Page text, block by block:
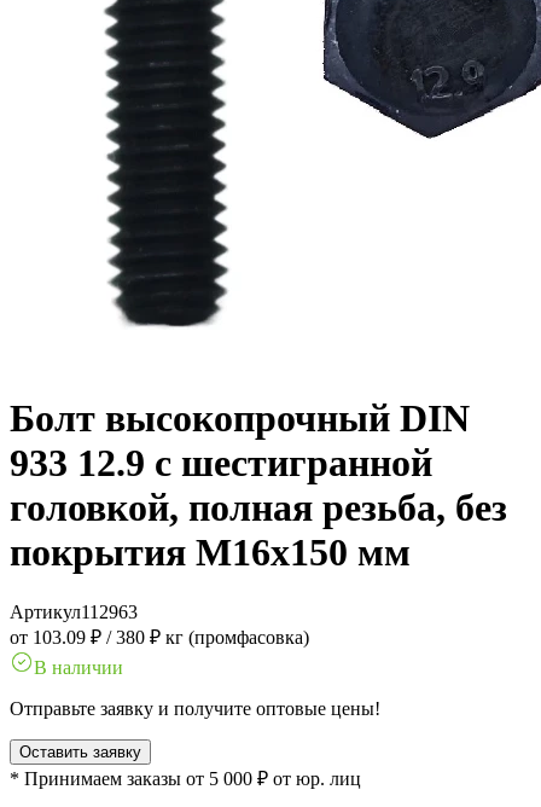
Болт высокопрочный DIN
933 12.9 с шестигранной
головкой, полная резьба, без
покрытия M16x150 мм
Артикул112963
от 103.09 ₽ /380 ₽ кг (промфасовка)
В наличии
Отправьте заявку и получите оптовые цены!
Оставить заявку
* Принимаем заказы от 5 000 ₽ от юр. лиц